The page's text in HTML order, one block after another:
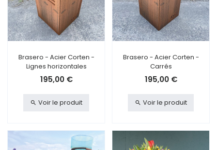
Brasero - Acier Corten -
Lignes horizontales
195,00 €
Voir le produit
Brasero - Acier Corten -
Carrés
195,00 €
Voir le produit